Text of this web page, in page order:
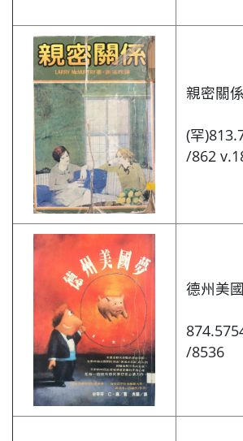
親密關係
(罕
/862
德州美
/8536